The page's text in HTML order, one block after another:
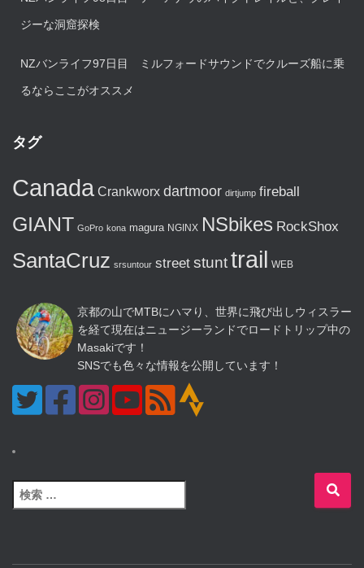
ジーな洞窟探検
NZバンライフ97日目 ミルフォードサウンドでクルーズ船に乗
るならここがオススメ
タグ
Canada Crankworx dartmoor dirtjump fireball
GIANT GoPro kona magura NGINX NSbikes RockShox
SantaCruz srsuntour street stunttrail WEB
京都の山でMTBにハマり、世界に飛び出しウィスラー
を経て現在はニュージーランドでロードトリップ中の
Masakiです！
SNSでも色々な情報を公開しています！
検
索